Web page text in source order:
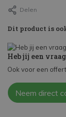
Delen
Dit product is
Heb jij een
Ook voor een
Neem direct